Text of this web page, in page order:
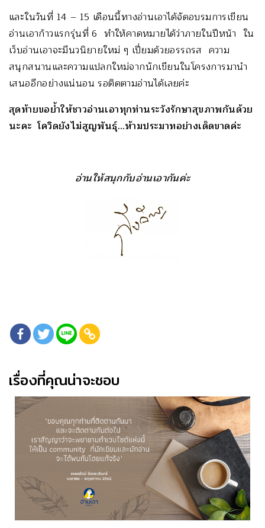
และในวันที่ 14 – 15 เดือนนี้ทางอ่านเอาได้จัดอบรมการเขียน
อ่านเอาก้าวแรกรุ่นที่ 6 ทำให้คาดหมายได้ว่าภายในปีหน้า ใน
เว็บอ่านเอาจะมีนวนิยายใหม่ ๆ เปี่ยมด้วยอรรถรส ความ
สนุกสนานและความแปลกใหม่จากนักเขียนในโครงการมานำ
เสนออีกอย่างแน่นอน รอติดตามอ่านได้เลยค่ะ
สุดท้ายขอย้ำให้ชาวอ่านเอาทุกท่านระวังรักษาสุขภาพกันด้วย
นะคะ โควิดยังไม่สูญพันธุ์…ห้ามประมาทอย่างเด็ดขาดค่ะ
อ่านให้สนุกกับอ่านเอากันค่ะ
เรื่องที่คุณน่าจะชอบ